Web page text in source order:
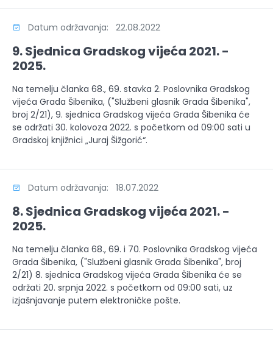
Datum održavanja: 22.08.2022
9. Sjednica Gradskog vijeća 2021. -
2025.
Na temelju članka 68., 69. stavka 2. Poslovnika Gradskog
vijeća Grada Šibenika, ("Službeni glasnik Grada Šibenika",
broj 2/21), 9. sjednica Gradskog vijeća Grada Šibenika će
se održati 30. kolovoza 2022. s početkom od 09:00 sati u
Gradskoj knjižnici „Juraj Šižgorić“.
Datum održavanja: 18.07.2022
8. Sjednica Gradskog vijeća 2021. -
2025.
Na temelju članka 68., 69. i 70. Poslovnika Gradskog vijeća
Grada Šibenika, ("Službeni glasnik Grada Šibenika", broj
2/21) 8. sjednica Gradskog vijeća Grada Šibenika će se
održati 20. srpnja 2022. s početkom od 09:00 sati, uz
izjašnjavanje putem elektroničke pošte.